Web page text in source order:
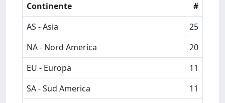
Continente
#
AS - Asia
25
NA - Nord America
20
EU - Europa
11
SA - Sud America
11